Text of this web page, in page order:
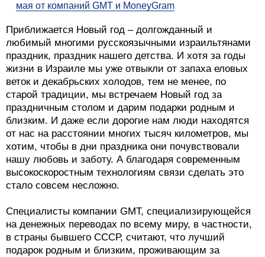
мая от компаний GMT и MoneyGram
Приближается Новый год – долгожданный и
любимый многими русскоязычными израильтянами
праздник, праздник нашего детства. И хотя за годы
жизни в Израиле мы уже отвыкли от запаха еловых
веток и декабрьских холодов, тем не менее, по
старой традиции, мы встречаем Новый год за
праздничным столом и дарим подарки родным и
близким. И даже если дорогие нам люди находятся
от нас на расстоянии многих тысяч километров, мы
хотим, чтобы в дни праздника они почувствовали
нашу любовь и заботу. А благодаря современным
высокоскоростным технологиям связи сделать это
стало совсем несложно.
Специалисты компании GMT, специализирующейся
на денежных переводах по всему миру, в частности,
в страны бывшего СССР, считают, что лучший
подарок родным и близким, проживающим за